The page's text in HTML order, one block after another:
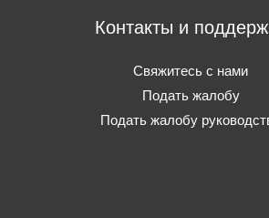
Контакты и
Свяжитесь с нами
Подать жалобу
Подать жалобу